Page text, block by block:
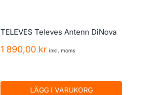
TELEVES Televes Antenn DiNova
1 890,00 kr inkl. moms
LÄGG I VARUKORG